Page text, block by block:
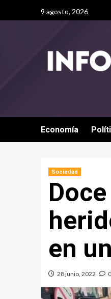
9 agosto, 2026
Economía
Sociedad
en
28 junio, 2022 0